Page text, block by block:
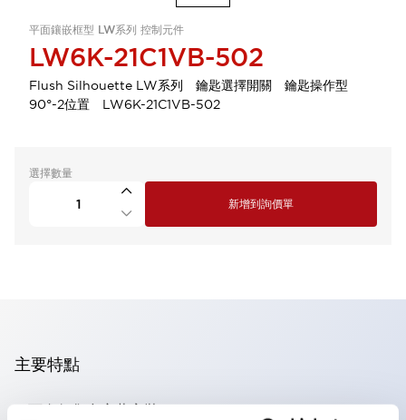
平面鑲嵌框型 LW系列 控制元件
LW6K-21C1VB-502
Flush Silhouette LW系列 鑰匙選擇開關 鑰匙操作型
90°-2位置 LW6K-21C1VB-502
選擇數量
新增到詢價單
主要特點
可進行集合密著安裝